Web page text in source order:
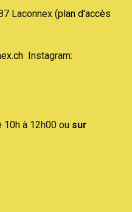
Laconnex (plan d'accès
Instagram:
10h à 12h00 ou sur